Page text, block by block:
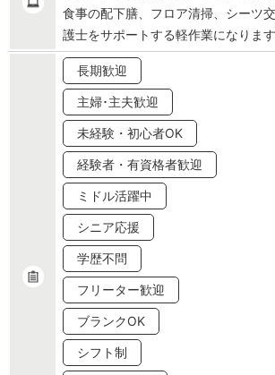
食事の配下膳、フロア清掃、シーツ
護士をサポートする軽作業になります
長期歓迎
主婦･主夫歓迎
未経験・初心者OK
経験者・有資格者歓迎
ミドル活躍中
シニア応援
学歴不問
フリーター歓迎
ブランクOK
シフト制